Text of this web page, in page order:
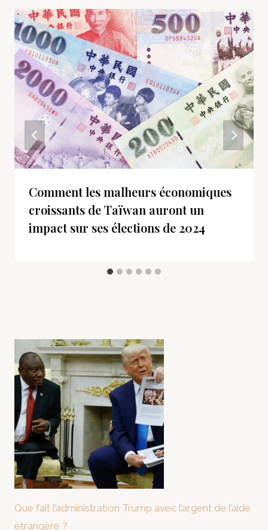
Comment les malheurs économiques
croissants de Taïwan auront un
impact sur ses élections de 2024
Que fait l’administration Trump avec l’argent de l’aide
étrangère ?